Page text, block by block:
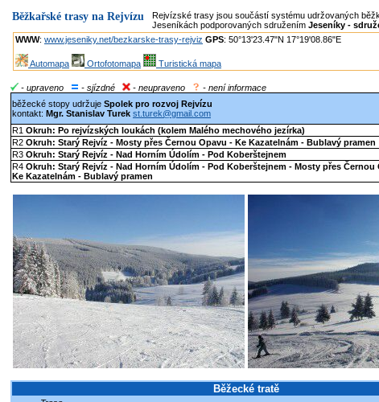
Běžkařské trasy na Rejvízu
Rejvízské trasy jsou součástí systému udržovaných
Jeseníkách podporovaných sdružením Jeseníky -
WWW: www.jeseniky.net/bezkarske-trasy-rejviz GPS: 50°13'23.47"N 17°19'08.86"E
Automapa Ortofotomapa Turistická mapa
- upraveno - sjízdné - neupraveno
- není informace
běžecké stopy udržuje Spolek pro rozvoj Rejvízu
kontakt: Mgr. Stanislav Turek st.turek@gmail.com
R1 Okruh: Po rejvízských loukách (kolem Malého mechového jezírka)
R2 Okruh: Starý Rejvíz - Mosty přes Černou Opavu - Ke Kazatelnám - Bublavý pramen
R3 Okruh: Starý Rejvíz - Nad Horním Údolím - Pod Koberštejnem
R4 Okruh: Starý Rejvíz - Nad Horním Údolím - Pod Koberštejnem - Mosty přes Černou
Ke Kazatelnám - Bublavý pramen
Běžecké tratě